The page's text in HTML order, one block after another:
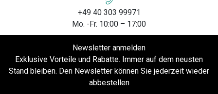
+49 40 303 99971
Mo. -Fr. 10:00 – 17:00
Newsletter anmelden
Exklusive Vorteile und Rabatte. Immer auf dem neusten
Stand bleiben. Den Newsletter können Sie jederzeit wieder
abbestellen